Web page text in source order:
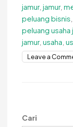
jamur, jamur,
peluang bisnis
peluang usaha
jamur, usaha
Leave a
Cari